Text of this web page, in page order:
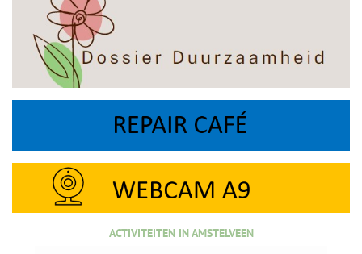
ACTIVITEITEN IN AMSTELVEEN